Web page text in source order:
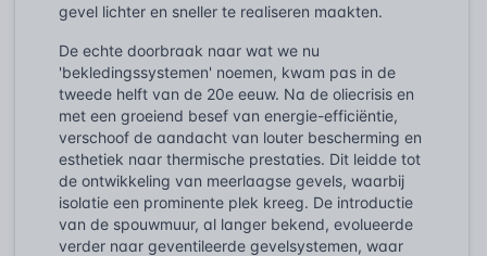
gevel lichter en sneller te realiseren maakten.
De echte doorbraak naar wat we nu
'bekledingssystemen' noemen, kwam pas in de
tweede helft van de 20e eeuw. Na de oliecrisis en
met een groeiend besef van energie-efficiëntie,
verschoof de aandacht van louter bescherming en
esthetiek naar thermische prestaties. Dit leidde tot
de ontwikkeling van meerlaagse gevels, waarbij
isolatie een prominente plek kreeg. De introductie
van de spouwmuur, al langer bekend, evolueerde
verder naar geventileerde gevelsystemen, waar